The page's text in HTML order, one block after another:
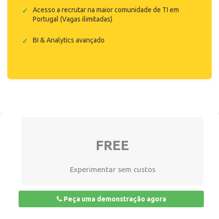
Acesso a recrutar na maior comunidade de TI em
Portugal (Vagas ilimitadas)
BI & Analytics avançado
FREE
Experimentar sem custos
Peça uma demonstração agora